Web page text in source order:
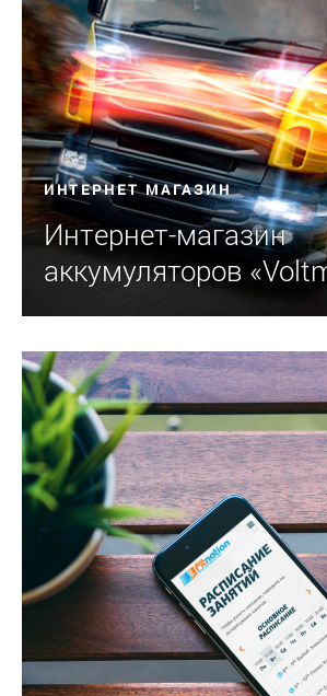
ИНТЕРНЕТ МАГАЗИН
Интернет-магазин
аккумуляторов